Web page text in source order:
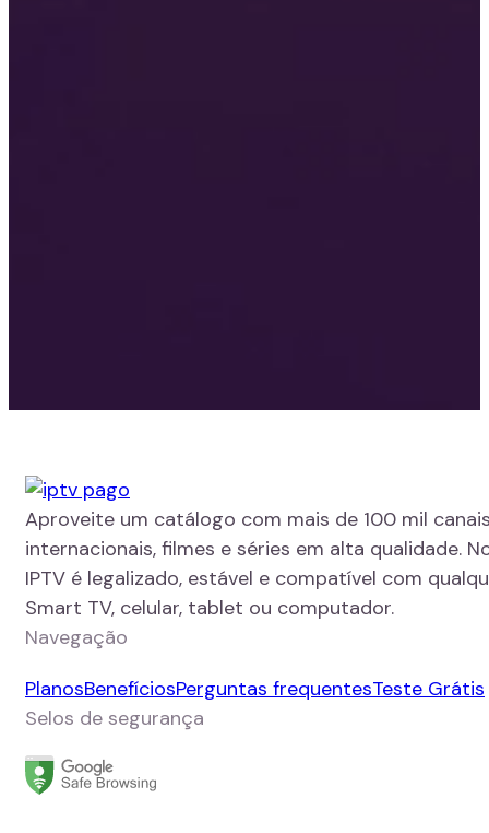
Aproveite um catálogo com mais de 100 mil
internacionais, filmes e séries em alta qualidade.
IPTV é legalizado, estável e compatível com
Smart TV, celular, tablet ou computador.
Navegação
PlanosBenefíciosPerguntas frequentesTeste Grátis
Selos de segurança